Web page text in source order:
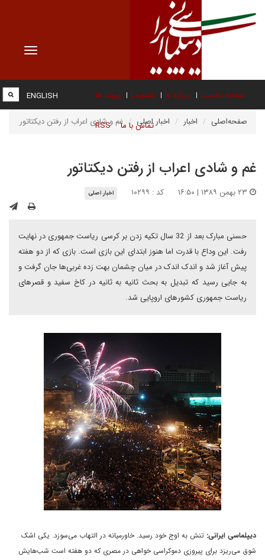
Toggle
صفحه نخست درباره ما عضویت پیوند ها
تماس با ما RSS
ENGLISH
صفحه‌اصلی اخبار اخبار اصلی غم و شادی اعراب از رفتن دیکتاتور
غم و شادی اعراب از رفتن دیکتاتور
کد : ۱۰۲۹۹ اخبار اصلی
حسنی مبارک بعد از 32 سال تکیه زدن بر کرسی ریاست جمهوری در نهایت
رفت. این وداع با قدرت اما هنوز ابتدای این بازی است. بازی که از دو هفته
پیش آغاز شد و اندک اندک در میان چشمان بهت زده غربی‌ها جان گرفت و
به جایی رسید که تبدیل به بحث ثانیه به ثانیه در کاخ سفید و قصرهای
ریاست جمهوری کشورهای اروپایی شد.
ديپلماسى ايرانى: تنش به اوج خود رسید. خاورمیانه در التهاب می‌سوزد. یکی اشک
شوق می‌ریزد برای پیروزی دموکراسی خواهی در مصری که دو هفته است شب‌هایش